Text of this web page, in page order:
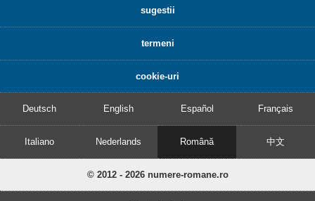
sugestii
termeni
cookie-uri
Deutsch English Español Français
Italiano Nederlands Română 中文
© 2012 - 2026 numere-romane.ro